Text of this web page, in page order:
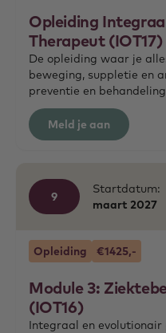
Opleiding
Therapeut (IOT17)
De opleiding waar je
beweging, suppletie en
preventie en
ziektebeelden in onze
weet je de echte
Bij het afronden van alle
Meld je aan
9
Startdatum:
maart 2027
Opleiding €1425,-
Module 3:
(IOT16)
Integraal en